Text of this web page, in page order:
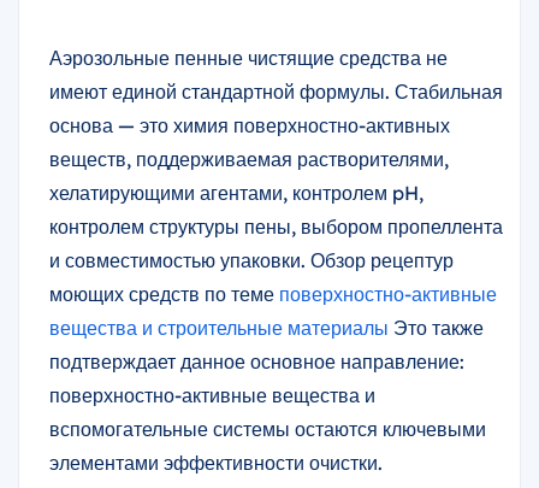
Аэрозольные пенные чистящие средства не
имеют единой стандартной формулы. Стабильная
основа — это химия поверхностно-активных
веществ, поддерживаемая растворителями,
хелатирующими агентами, контролем pH,
контролем структуры пены, выбором пропеллента
и совместимостью упаковки. Обзор рецептур
моющих средств по теме поверхностно-активные
вещества и строительные материалы Это также
подтверждает данное основное направление:
поверхностно-активные вещества и
вспомогательные системы остаются ключевыми
элементами эффективности очистки.